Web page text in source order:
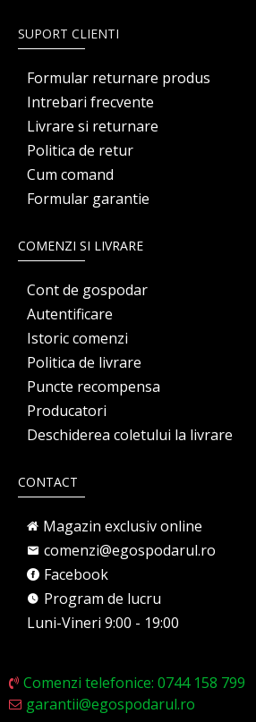
SUPORT CLIENTI
Formular returnare produs
Intrebari frecvente
Livrare si returnare
Politica de retur
Cum comand
Formular garantie
COMENZI SI LIVRARE
Cont de gospodar
Autentificare
Istoric comenzi
Politica de livrare
Puncte recompensa
Producatori
Deschiderea coletului la livrare
CONTACT
Magazin exclusiv online
comenzi@egospodarul.ro
Facebook
Program de lucru
Luni-Vineri 9:00 - 19:00
Comenzi telefonice: 0744 158 799
garantii@egospodarul.ro